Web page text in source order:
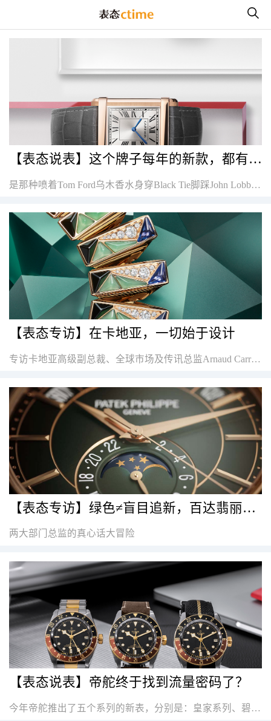
【表态说表】这个牌子每年的新款，都有让我蠢蠢欲动掏钱买一只的冲动，今年也不例外！
是那种喷着Tom Ford乌木香水身穿Black Tie脚踩John Lobb的男人味，不是那种撕裂跨栏背心深蹲150公斤的男人味。
【表态专访】在卡地亚，一切始于设计
专访卡地亚高级副总裁、全球市场及传讯总监Arnaud Carrez先生。
【表态专访】绿色≠盲目追新，百达翡丽自曝12款年度新品的台前幕后
两大部门总监的真心话大冒险
【表态说表】帝舵终于找到流量密码了？
今年帝舵推出了五个系列的新表，分别是：皇家系列、碧湾专业、碧湾间金、碧湾计时间金、碧湾GMT间金。